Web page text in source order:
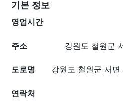
기본 정보
영업시간
주소 강원도 철원군
도로명 강원도 철원군 서면
연락처